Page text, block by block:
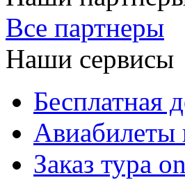
Все партнеры
Наши сервисы
Бесплатная
Авиабилеты
Заказ тура